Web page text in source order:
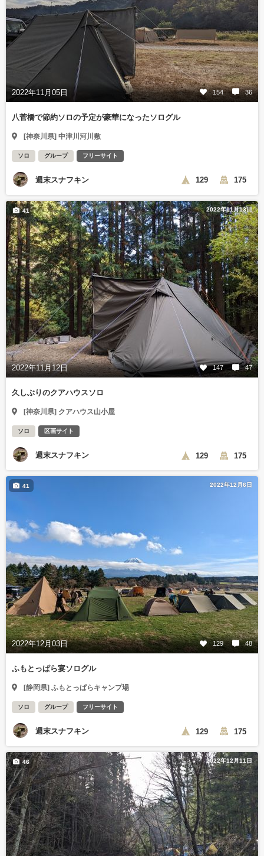
2022年11月05日 154 36
八菅橋で節約ソロの予定が豪華になったソログル
[神奈川県] 中津川河川敷
ソロ グループ フリーサイト
週末スナフキン 129 175
2022年11月13日
2022年11月12日 147 47
41
久しぶりのクアハウスソロ
[神奈川県] クアハウス山小屋
ソロ 区画サイト
週末スナフキン 129 175
2022年12月6日
2022年12月03日 129 48
41
ふもとっぱら宴ソログル
[静岡県] ふもとっぱらキャンプ場
ソロ グループ フリーサイト
週末スナフキン 129 175
2022年12月11日
46